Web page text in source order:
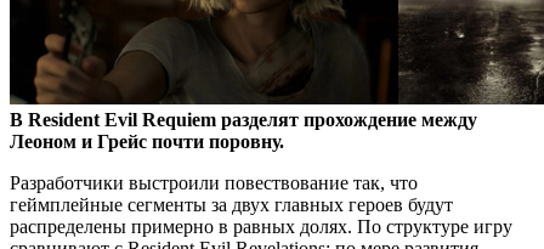
В Resident Evil Requiem разделят прохождение между
Леоном и Грейс почти поровну.
Разработчики выстроили повествование так, что
геймплейные сегменты за двух главных героев будут
распределены примерно в равных долях. По структуре игру